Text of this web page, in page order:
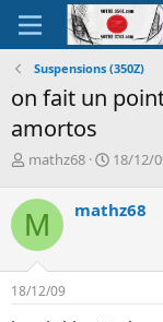
Suspensions (350Z)
on fait un
amortos
A
t
e
u
r
d
e
mathz68
D
e
d
18/12/
M mathz68
18/12/09